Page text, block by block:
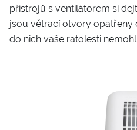
přístrojů s ventilátorem si
jsou větrací otvory opatřeny
do nich vaše ratolesti